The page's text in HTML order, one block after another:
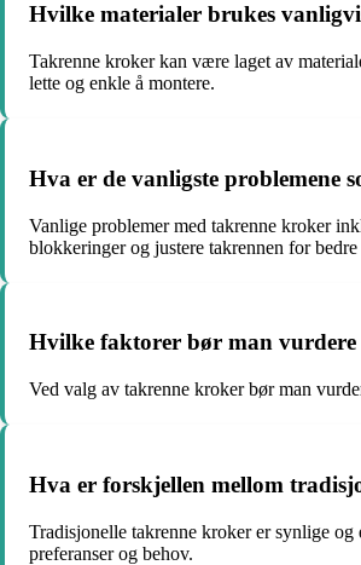
Hvilke materialer brukes
Takrenne kroker kan være laget av
lette og enkle å montere.
Hva er de vanligste problemene
Vanlige problemer med takrenne kroker
blokkeringer og justere takrennen for
Hvilke faktorer bør man
Ved valg av takrenne kroker bør man
Hva er forskjellen mellom
Tradisjonelle takrenne kroker er synlige
preferanser og behov.